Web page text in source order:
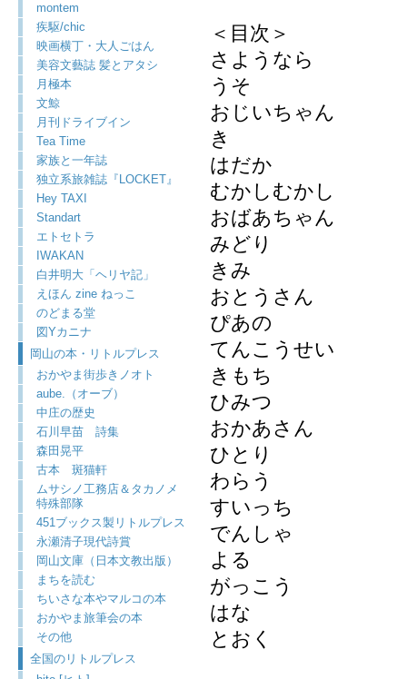
montem
疾駆/chic
映画横丁・大人ごはん
美容文藝誌 髪とアタシ
月極本
文鯨
月刊ドライブイン
Tea Time
家族と一年誌
独立系旅雑誌『LOCKET』
Hey TAXI
Standart
エトセトラ
IWAKAN
白井明大「ヘリヤ記」
えほん zine ねっこ
のどまる堂
図Yカニナ
岡山の本・リトルプレス
おかやま街歩きノオト
aube.（オーブ）
中庄の歴史
石川早苗 詩集
森田晃平
古本 斑猫軒
ムサシノ工務店＆タカノメ
特殊部隊
451ブックス製リトルプレス
永瀬清子現代詩賞
岡山文庫（日本文教出版）
まちを読む
ちいさな本やマルコの本
おかやま旅筆会の本
その他
全国のリトルプレス
＜目次＞
さようなら
うそ
おじいちゃん
き
はだか
むかしむかし
おばあちゃん
みどり
きみ
おとうさん
ぴあの
てんこうせい
きもち
ひみつ
おかあさん
ひとり
わらう
すいっち
でんしゃ
よる
がっこう
はな
とおく